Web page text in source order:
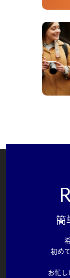
簡
初め
お忙し